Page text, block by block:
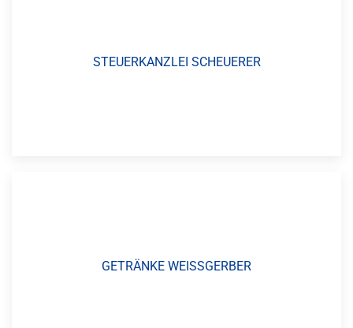
STEUERKANZLEI SCHEUERER
GETRÄNKE WEISSGERBER